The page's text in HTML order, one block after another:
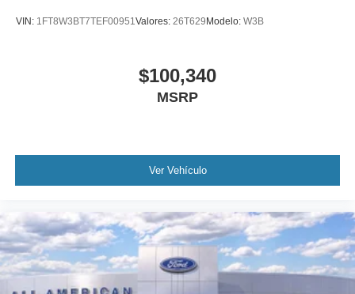
VIN: 1FT8W3BT7TEF00951 Valores: 26T629Modelo: W3B
$100,340
MSRP
Ver Vehículo